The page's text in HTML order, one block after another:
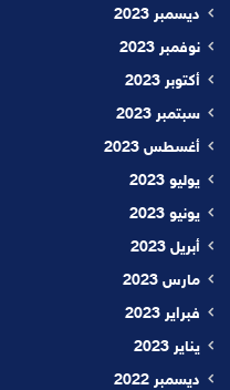
ديسمبر 2023
نوفمبر 2023
أكتوبر 2023
سبتمبر 2023
أغسطس 2023
يوليو 2023
يونيو 2023
أبريل 2023
مارس 2023
فبراير 2023
يناير 2023
ديسمبر 2022